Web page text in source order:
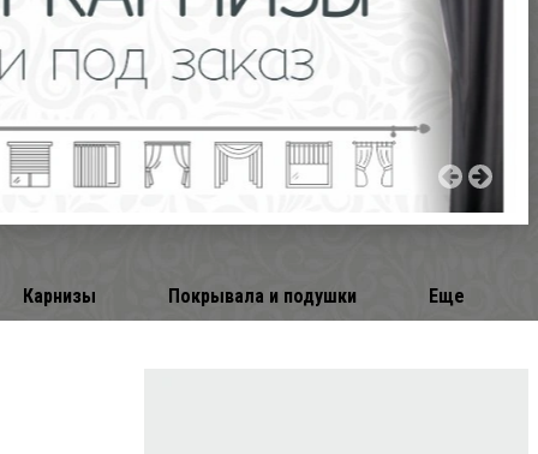
Карнизы Покрывала и подушки Еще